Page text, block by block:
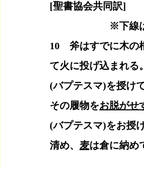
[聖書協会共同訳]
※下線は修正
10　斧はすでに木
て火に投げ込まれる
(バプテスマ)を授け
その履物をお脱がせ
(バプテスマ)をお授
清め、 麦は倉に納め